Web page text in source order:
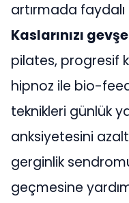
artırmada faydalı
Kaslarınızı
pilates, progresif
hipnoz ile bio-
teknikleri günlük
anksiyetesini
gerginlik
geçmesine